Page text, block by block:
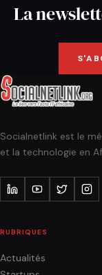
La
Socialnetlink est le
et la technologie en
RUBRIQUES
Actualités